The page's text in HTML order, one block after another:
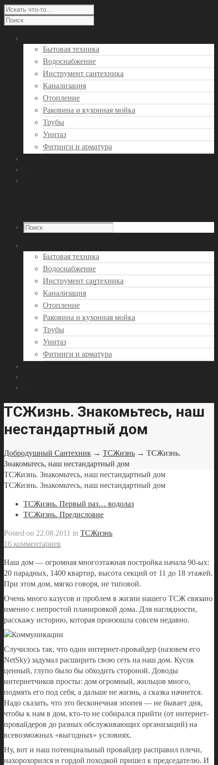
Бытовая техника
Водоснабжение
Инструмент сантехника
Канализация
Отопление
Раковина и кухонная мойка
Трубы
Унитаз
Фитинги и арматура
Бытовая техника
Водоснабжение
Инструмент сантехника
Канализация
Отопление
Раковина и кухонная мойка
Трубы
Унитаз
Фитинги и арматура
ТСЖизнь. Знакомьтесь, наш
нестандартный дом
Добродушный Сантехник → ТСЖизнь → ТСЖизнь.
Знакомьтесь, наш нестандартный дом
ТСЖизнь. Знакомьтесь, наш нестандартный дом
ТСЖизнь. Знакомьтесь, наш нестандартный дом
ТСЖизнь. Первый раз… водолаз
ТСЖизнь. Предисловие
Posted on 22.08.2011 in ТСЖизнь
16 комментариев
Наш дом — огромная многоэтажная постройка начала 90-ых:
20 парадных, 1400 квартир, высота секций от 11 до 18 этажей.
При этом дом, мягко говоря, не типовой.
Очень много казусов и проблем в жизни нашего ТСЖ связано
именно с непростой планировкой дома. Для наглядности,
расскажу историю, которая произошла совсем недавно.
Случилось так, что один интернет-провайдер (назовем его
NetSky) задумал расширить свою сеть на наш дом. Кусок
ценный, глупо было бы обходить стороной. Доводы
интернетчиков просты: дом огромный, жильцов много,
подмять его под себя, а дальше не жизнь, а сказка начнется.
Надо сказать, что это бесконечная эпопея — не бывает дня,
чтобы к нам в дом, кто-то не собирался прийти (от интернет-
провайдеров до разных обслуживающих организаций) на
всевозможных «выгодных» условиях.
Ну, вот и наш потенциальный провайдер расправил плечи,
нахорохорился и гордой походкой пришел к председателю. И